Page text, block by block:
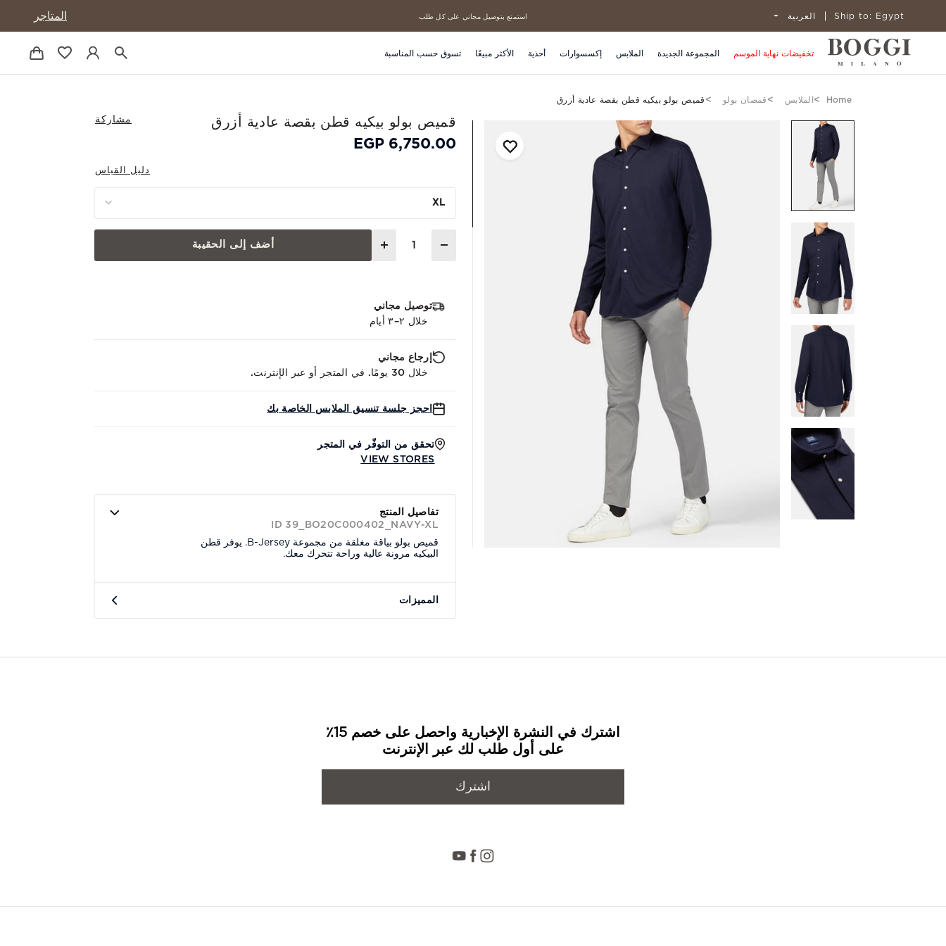
Ship to: Egypt العربية استمتع بتوصيل مجاني على كل طلب المتاجر
تخفيضات نهاية الموسم المجموعة الجديدة الملابس إكسسوارات أحذية الأكثر مبيعًا تسوق حسب المناسبة
Home الملابس قمصان بولو قميص بولو بيكيه قطن بقصة عادية أزرق
مشاركة قميص بولو بيكيه قطن بقصة عادية أزرق
6,750.00 EGP
دليل القياس
XL
أضف إلى الحقيبة
توصيل مجاني
خلال ٢–٣ أيام
إرجاع مجاني
خلال 30 يومًا. في المتجر أو عبر الإنترنت.
احجز جلسة تنسيق الملابس الخاصة بك
تحقق من التوفّر في المتجر
VIEW STORES
تفاصيل المنتج
ID 39_BO20C000402_NAVY-XL
قميص بولو بياقة مغلقة من مجموعة B-Jersey. يوفر قطن
البيكيه مرونة عالية وراحة تتحرك معك.
المميزات
اشترك في النشرة الإخبارية واحصل على خصم 15٪
على أول طلب لك عبر الإنترنت
اشترك